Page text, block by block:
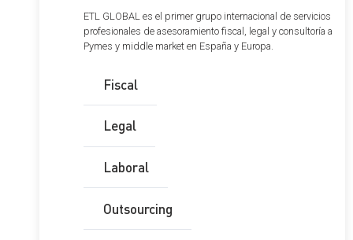
ETL GLOBAL es el primer grupo internacional de servicios
profesionales de asesoramiento fiscal, legal y consultoría a
Pymes y middle market en España y Europa.
Fiscal
Legal
Laboral
Outsourcing